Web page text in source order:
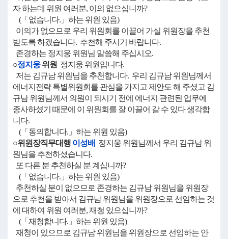
자 하는데 위원 여러분, 이의 없으십니까?
(「없습니다.」하는 위원 있음)
이의가 없으므로 우리 위원회를 이끌어 가실 위원장을 추천
받도록 하겠습니다. 추천해 주시기 바랍니다.
존경하는 정지웅 위원님 말씀해 주십시오.
○정지웅위원 정지웅 위원입니다.
저는 김규남 위원님을 추천합니다. 우리 김규남 위원님께서
에너지전략 특별위원회를 관심을 가지고 제안도 해 주셨고 김
규남 위원님께서 의원이 되시기 전에 에너지 관련된 업무에
종사하셨기 때문에 이 위원회를 잘 이끌어 갈 수 있다 생각합
니다.
(「동의합니다.」하는 위원 있음)
○위원장직무대행 이성배 정지웅 위원님께서 우리 김규남 위
원님을 추천하셨습니다.
또 다른 분 추천하실 분 계십니까?
(「없습니다.」하는 위원 있음)
추천하실 분이 없으므로 존경하는 김규남 위원님을 위원장
으로 추천을 받아서 김규남 위원님을 위원장으로 선임하는 것
에 대하여 위원 여러분, 재청 있으십니까?
(「재청합니다.」하는 위원 있음)
재청이 있으므로 김규남 위원님을 위원장으로 선임하는 안